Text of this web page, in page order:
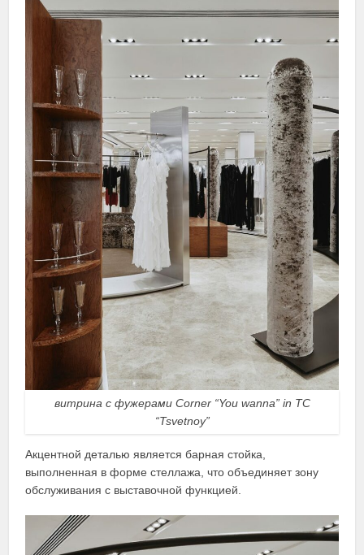
витрина с фужерами Corner “You wanna” in TC
“Tsvetnoy”
Акцентной деталью является барная стойка,
выполненная в форме стеллажа, что объединяет зону
обслуживания с выставочной функцией.